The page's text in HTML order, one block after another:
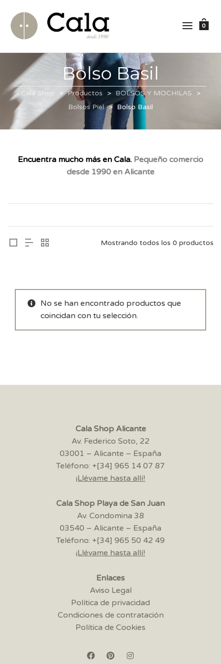
0
Bolso Basil
Cala Shop > Productos > BOLSOS Y MOCHILAS
>
Bolsos Piel > Bolso Basil
Encuentra mucho más en Cala. Pequeño comercio
desde 1990 en Alicante
Mostrando todos los 0 productos
No se han encontrado productos que
coincidan con tu selección.
Cala Shop Alicante
Av. Federico Soto, 22
03001 – Alicante – España
Teléfono: +[34] 965 14 07 87
¡Llévame hasta allí!
Cala Shop Playa de San Juan
Av. Condomina 38
03540 – Alicante – España
Teléfono: +[34] 965 50 42 49
¡Llévame hasta allí!
Enlaces
Aviso Legal
Política de privacidad
Condiciones de contratación
Política de Cookies